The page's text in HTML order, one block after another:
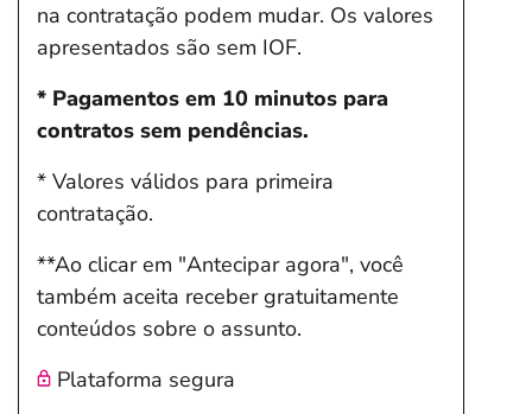
na contratação podem mudar. Os valores
apresentados são sem IOF.
* Pagamentos em 10 minutos para
contratos sem pendências.
* Valores válidos para primeira
contratação.
**Ao clicar em "Antecipar agora", você
também aceita receber gratuitamente
conteúdos sobre o assunto.
Plataforma segura